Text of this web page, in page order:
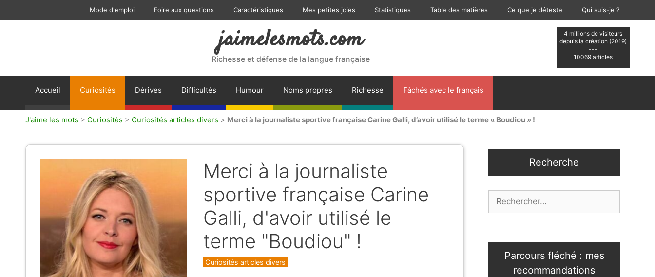
Mode d'emploi Foire aux questions Caractéristiques Mes petites joies Statistiques Table des matières Ce que je déteste Qui suis-je ?
4 millions de visiteurs
depuis la création (2019)
---
10069 articles
jaimelesmots.com
Richesse et défense de la langue française
Accueil Curiosités Dérives Difficultés Humour Noms propres Richesse Fâchés avec le français
J'aime les mots > Curiosités > Curiosités articles divers > Merci à la journaliste sportive française Carine Galli, d’avoir utilisé le terme « Boudiou » !
Merci à la journaliste
sportive française Carine
Galli, d'avoir utilisé le
terme "Boudiou" !
Catégories
Curiosités articles divers
Recherche
Parcours fléché : mes
recommandations